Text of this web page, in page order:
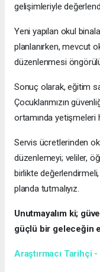
gelişimleriyle
Yeni yapılan okul
planlanırken, mevcut
düzenlenmesi
Sonuç olarak, eğitim
Çocuklarımızın
ortamında yetişmeleri
Servis ücretlerinden
düzenlemeyi; veliler,
birlikte değerlendirmeli,
planda tutmalıyız.
Unutmayalım ki;
güçlü bir geleceğin
Araştırmacı Tarihçi